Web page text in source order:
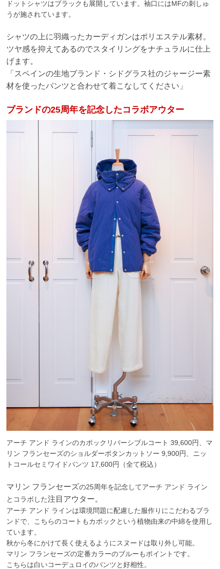
ドットシャツはブラックも展開しています。袖口にはMFの刺しゅ
うが施されています。
シャツの上に羽織ったカーディガンはポリエステル素材。
ツヤ感を抑えてあるのでスタイリングをナチュラルに仕上
げます。
「スペインの生地ブランド・シドグラス社のジャージー素
材を使ったパンツと合わせて着こなしてください」
ブランドの25周年を記念したコラボアウター
アーチ アンド ラインのカポックリバーシブルコート 39,600円、マ
リン フランセーズのショルダーボタンカットソー 9,900円、ニッ
トコールセミワイドパンツ 17,600円（全て税込）
マリン フランセーズの25周年を記念してアーチ アンド ライン
とコラボした注目アウター。
アーチ アンド ラインは環境問題に配慮した服作りにこだわるブラ
ンドで、こちらのコートもカポックという植物由来の中綿を使用し
ています。
秋から冬にかけて長く使えるようにスヌードは取り外し可能。
マリン フランセーズの定番カラーのブルーもポイントです。
こちらは白いコーデュロイのパンツと好相性。